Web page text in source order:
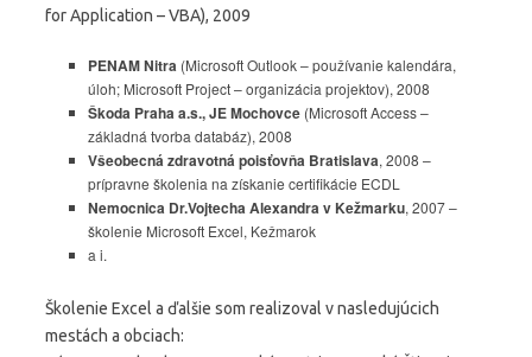
for Application – VBA), 2009
PENAM Nitra (Microsoft Outlook – používanie kalendára,
úloh; Microsoft Project – organizácia projektov), 2008
Škoda Praha a.s., JE Mochovce (Microsoft Access –
základná tvorba databáz), 2008
Všeobecná zdravotná poisťovňa Bratislava, 2008 –
prípravne školenia na získanie certifikácie ECDL
Nemocnica Dr.Vojtecha Alexandra v Kežmarku, 2007 –
školenie Microsoft Excel, Kežmarok
a i.
Školenie Excel a ďalšie som realizoval v nasledujúcich
mestách a obciach: